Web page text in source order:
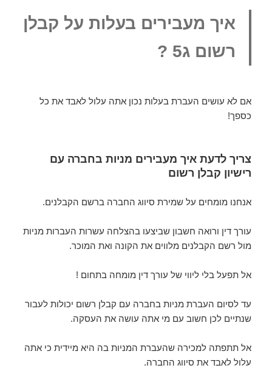
איך מעבירים בעלות על קבלן
רשום ג5 ?
אם לא עושים העברת בעלות נכון אתה עלול לאבד את כל
כספך!
צריך לדעת איך מעבירים מניות בחברה עם
רישיון קבלן רשום
אנחנו מומחים על שמירת סיווג החברה ברשם הקבלנים.
עורך דין ורואה חשבון שביצעו בהצלחה עשרות העברות מניות
מול רשם הקבלנים מלווים את הקונה ואת המוכר.
אל תפעל בלי ליווי של עורך דין מומחה בתחום !
עד לסיום העברת מניות בחברה עם קבלן רשום יכולות לעבור
שנתיים לכן חשוב עם מי אתה עושה את העסקה.
אל תתפתה למכירה שהעברת המניות בה היא מיידית כי אתה
עלול לאבד את סיווג החברה.